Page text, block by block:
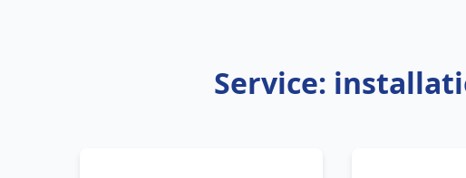
Service: